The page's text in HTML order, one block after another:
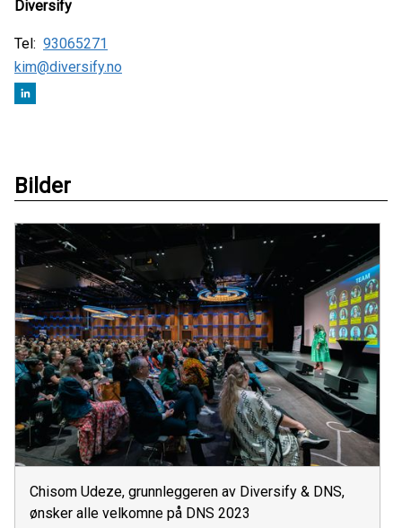
Diversify
Tel: 93065271
kim@diversify.no
Bilder
Chisom Udeze, grunnleggeren av Diversify & DNS,
ønsker alle velkomne på DNS 2023